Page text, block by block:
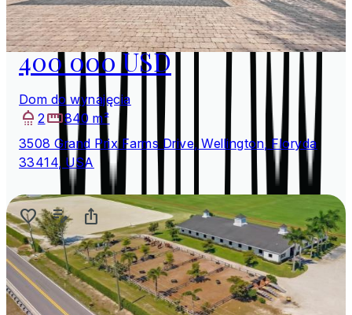
400 000 USD
Dom do wynajęcia
2
840 m²
3508 Grand Prix Farms Drive, Wellington, Floryda
33414, USA